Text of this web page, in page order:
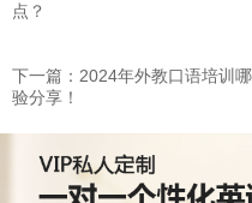
点？
下一篇：​2024年外教口语培训
验分享！